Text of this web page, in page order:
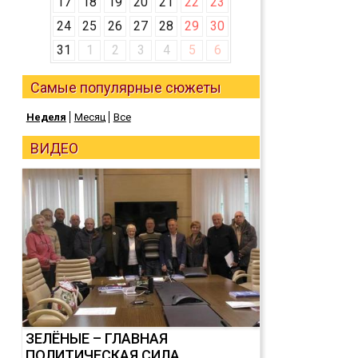
24
25 26 27 28 29
30
31
1 2 3 4 5 6
Самые популярные сюжеты
Неделя Месяц Все
ВИДЕО
ЗЕЛЁНЫЕ – ГЛАВНАЯ